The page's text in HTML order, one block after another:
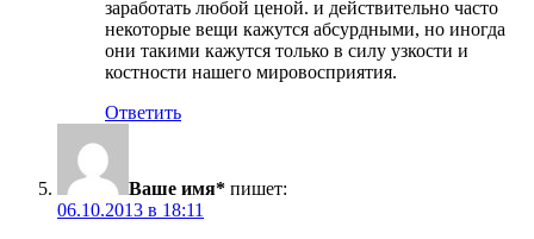
заработать любой ценой. и действительно часто
некоторые вещи кажутся абсурдными, но иногда
они такими кажутся только в силу узкости и
костности нашего мировосприятия.
Ответить
Ваше имя* пишет:
06.10.2013 в 18:11